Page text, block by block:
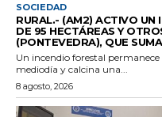
SOCIEDAD
RURAL.- (AM2) ACTIVO UN
DE 95 HECTÁREAS Y
(PONTEVEDRA), QUE
Un incendio forestal
mediodía y calcina una...
8 agosto, 2026